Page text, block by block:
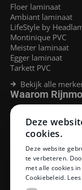
Floer laminaat
Ambiant laminaat
LifeStyle by
Montinique PVC
Meister laminaat
Egger laminaat
Tarkett PVC
Bekijk alle
Waarom
Legservice
Laminaat Capelle
Laminaat voor
Klantenservice
Betaalmethoden
Openingstijden
Deze
cookies.
Deze website
te verbeteren.
met alle cookies
Cookiebeleid.